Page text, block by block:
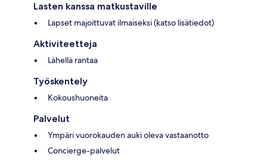
Lasten kanssa matkustaville
Lapset majoittuvat ilmaiseksi (katso lisätiedot)
Aktiviteetteja
Lähellä rantaa
Työskentely
Kokoushuoneita
Palvelut
Ympäri vuorokauden auki oleva vastaanotto
Concierge-palvelut